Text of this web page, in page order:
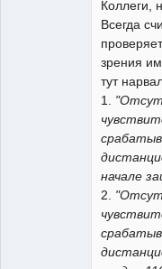
Коллеги,
Всегда
зрения
тут
1.
начале
2.